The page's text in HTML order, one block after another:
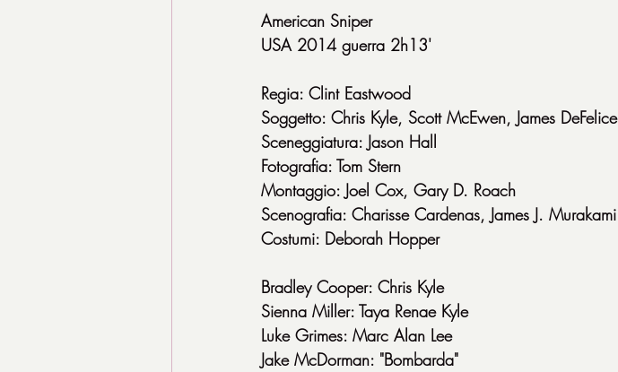
American Sniper
USA 2014 guerra 2h13'
Regia: Clint Eastwood
Soggetto: Chris Kyle, Scott McEwen, James DeFelice
Sceneggiatura: Jason Hall
Fotografia: Tom Stern
Montaggio: Joel Cox, Gary D. Roach
Scenografia: Charisse Cardenas, James J. Murakami
Costumi: Deborah Hopper
Bradley Cooper: Chris Kyle
Sienna Miller: Taya Renae Kyle
Luke Grimes: Marc Alan Lee
Jake McDorman: "Bombarda"